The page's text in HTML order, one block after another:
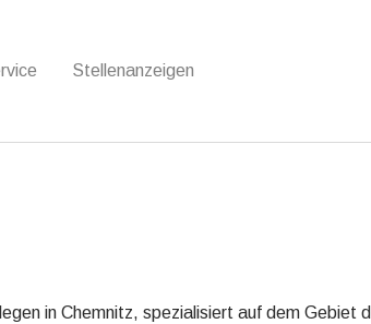
Stellenanzeigen
in Chemnitz, spezialisiert auf dem Gebiet